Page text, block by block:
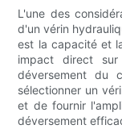
L'une des
d'un vérin
est la capacité et
impact direct
déversement du
sélectionner un
et de fournir
déversement